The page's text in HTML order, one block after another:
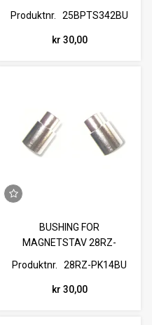
Produktnr.
25BPTS342BU
kr 30,00
BUSHING FOR
MAGNETSTAV 28RZ-
Produktnr. 28RZ-PK14BU
kr 30,00